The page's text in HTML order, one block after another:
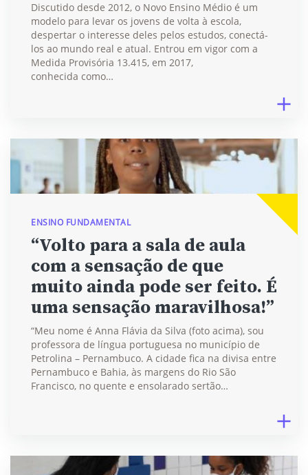
Discutido desde 2012, o Novo Ensino Médio é um
modelo para levar os jovens de volta à escola,
despertar o interesse deles pelos estudos, conectá-
los ao mundo real e atual. Entrou em vigor com a
Medida Provisória 13.415, em 2017,
conhecida como…
ENSINO FUNDAMENTAL
“Volto para a sala de aula
com a sensação de que
muito ainda pode ser feito. É
uma sensação maravilhosa!”
“Meu nome é Anna Flávia da Silva (foto acima), sou
professora de língua portuguesa no município de
Petrolina – Pernambuco. A cidade fica na divisa entre
Pernambuco e Bahia, às margens do Rio São
Francisco, no quente e ensolarado sertão…